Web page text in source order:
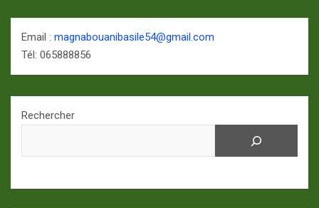
Email : magnabouanibasile54@gmail.com
Tél: 065888856
Rechercher